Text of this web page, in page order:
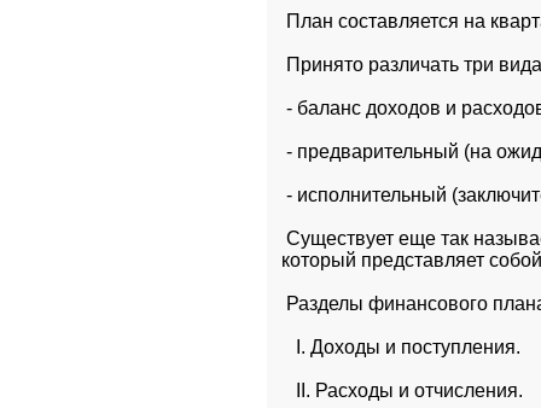
План составляется на
Принято различать три
- баланс доходов и
- предварительный (на
- исполнительный
Существует еще так
который представляет
Разделы финансового
I. Доходы и поступления.
II. Расходы и отчисления.